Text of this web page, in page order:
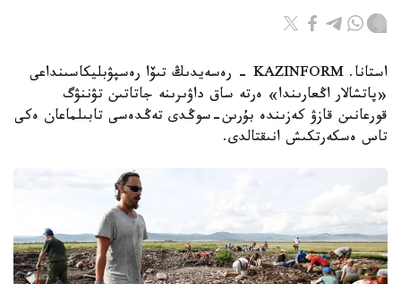
استانا. KAZINFORM - رەسەيدىڭ تىۆا رەسپۋبليكاسىنداعى
«پاتشالار اڭعارىندا» ەرتە ساق داۋىرىنە جاتاتىن تۋننۋگ
قورعانىن قازۋ كەزىندە بۇرىن-سوڭدى تەڭدەسى تابىلماعان ەكى
تاس ەسكەرتكىش انىقتالدى.